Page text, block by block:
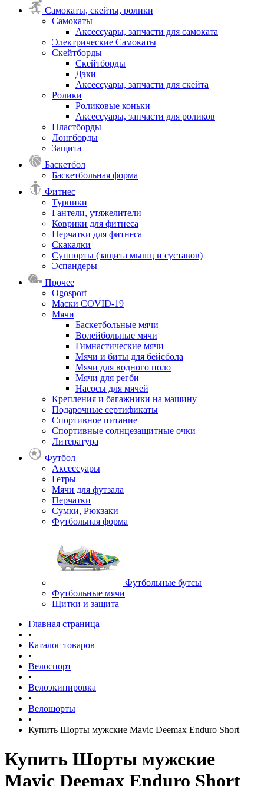
Самокаты, скейты, ролики
Самокаты
Аксессуары, запчасти для самоката
Электрические Самокаты
Скейтборды
Скейтборды
Дэки
Аксессуары, запчасти для скейта
Ролики
Роликовые коньки
Аксессуары, запчасти для роликов
Пластборды
Лонгборды
Защита
Баскетбол
Баскетбольная форма
Фитнес
Турники
Гантели, утяжелители
Коврики для фитнеса
Перчатки для фитнеса
Скакалки
Суппорты (защита мышц и суставов)
Эспандеры
Прочее
Ogosport
Маски COVID-19
Мячи
Баскетбольные мячи
Волейбольные мячи
Гимнастические мячи
Мячи и биты для бейсбола
Мячи для водного поло
Мячи для регби
Насосы для мячей
Крепления и багажники на машину
Подарочные сертификаты
Спортивное питание
Спортивные солнцезащитные очки
Литература
Футбол
Аксессуары
Гетры
Мячи для футзала
Перчатки
Сумки, Рюкзаки
Футбольная форма
Футбольные бутсы
Футбольные мячи
Щитки и защита
Главная страница
•
Каталог товаров
•
Велоспорт
•
Велоэкипировка
•
Велошорты
•
Купить Шорты мужские Mavic Deemax Enduro Short
Купить Шорты мужские
Mavic Deemax Enduro Short